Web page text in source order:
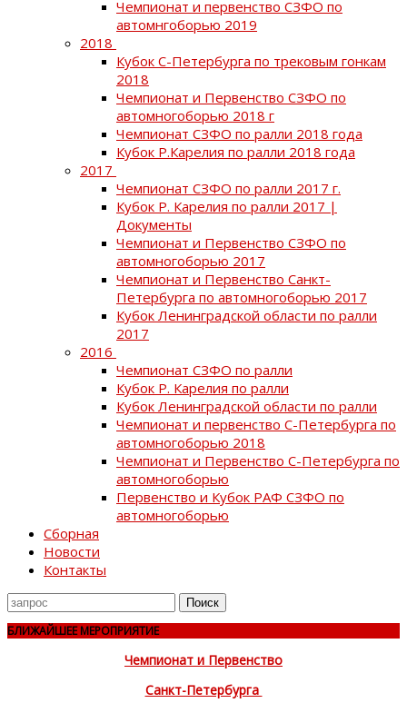
Чемпионат и первенство СЗФО по
автомнгоборью 2019
2018
Кубок С-Петербурга по трековым гонкам
2018
Чемпионат и Первенство СЗФО по
автомногоборью 2018 г
Чемпионат СЗФО по ралли 2018 года
Кубок Р.Карелия по ралли 2018 года
2017
Чемпионат СЗФО по ралли 2017 г.
Кубок Р. Карелия по ралли 2017 |
Документы
Чемпионат и Первенство СЗФО по
автомногоборью 2017
Чемпионат и Первенство Санкт-
Петербурга по автомногоборью 2017
Кубок Ленинградской области по ралли
2017
2016
Чемпионат СЗФО по ралли
Кубок Р. Карелия по ралли
Кубок Ленинградской области по ралли
Чемпионат и первенство С-Петербурга по
автомногоборью 2018
Чемпионат и Первенство С-Петербурга по
автомногоборью
Первенство и Кубок РАФ СЗФО по
автомногоборью
Сборная
Новости
Контакты
Поиск
для
БЛИЖАЙШЕЕ МЕРОПРИЯТИЕ
Чемпионат и Первенство
Санкт-Петербурга